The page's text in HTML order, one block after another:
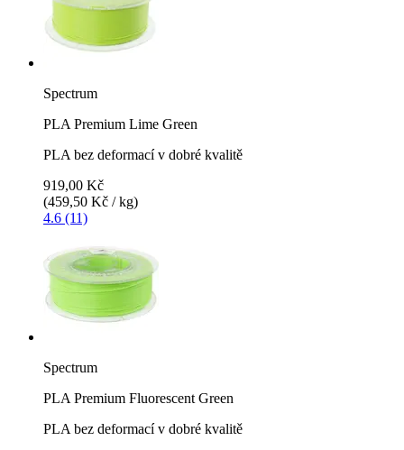
Spectrum
PLA Premium Lime Green
PLA bez deformací v dobré kvalitě
919,00 Kč
(459,50 Kč / kg)
4.6 (11)
Spectrum
PLA Premium Fluorescent Green
PLA bez deformací v dobré kvalitě